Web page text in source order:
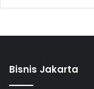
Bisnis Jakarta